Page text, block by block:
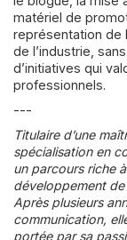
matériel de
représentation de
de l’industrie,
d’initiatives qui
professionnels.
---
Titulaire d’une
spécialisation en
un parcours riche
développement
Après plusieurs
communication,
portée par sa